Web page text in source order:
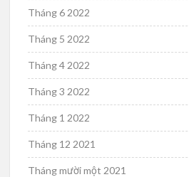
Tháng 6 2022
Tháng 5 2022
Tháng 4 2022
Tháng 3 2022
Tháng 1 2022
Tháng 12 2021
Tháng mười một 2021